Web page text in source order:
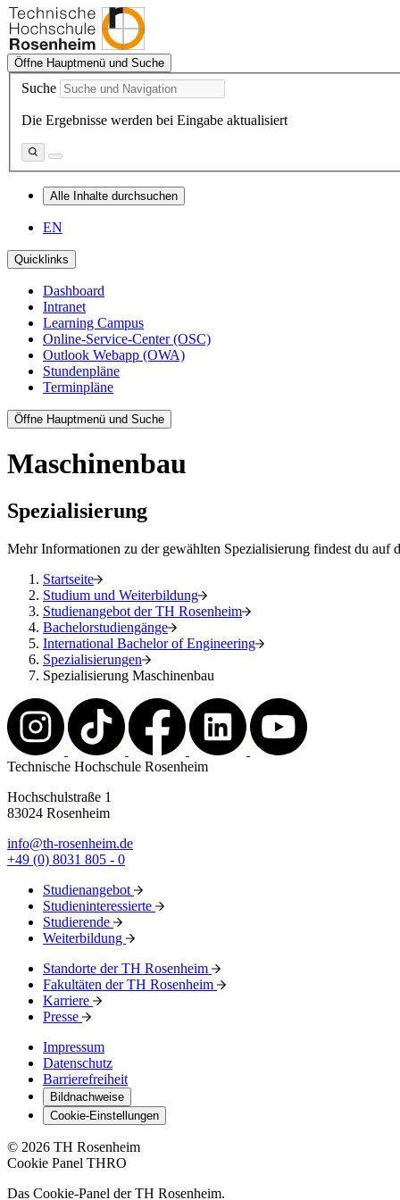
Öffne Hauptmenü und Suche
Suche
Die Ergebnisse werden bei Eingabe aktualisiert
Alle Inhalte durchsuchen
EN
Quicklinks
Dashboard
Intranet
Learning Campus
Online-Service-Center (OSC)
Outlook Webapp (OWA)
Stundenpläne
Terminpläne
Öffne Hauptmenü und Suche
Maschinenbau
Spezialisierung
Mehr Informationen zu der gewählten Spezialisierung findest du auf
Startseite
Studium und Weiterbildung
Studienangebot der TH Rosenheim
Bachelorstudiengänge
International Bachelor of Engineering
Spezialisierungen
Spezialisierung Maschinenbau
Technische Hochschule Rosenheim
Hochschulstraße 1
83024 Rosenheim
info@th-rosenheim.de
+49 (0) 8031 805 - 0
Studienangebot
Studieninteressierte
Studierende
Weiterbildung
Standorte der TH Rosenheim
Fakultäten der TH Rosenheim
Karriere
Presse
Impressum
Datenschutz
Barrierefreiheit
Bildnachweise
Cookie-Einstellungen
© 2026 TH Rosenheim
Cookie Panel THRO
Das Cookie-Panel der TH Rosenheim.